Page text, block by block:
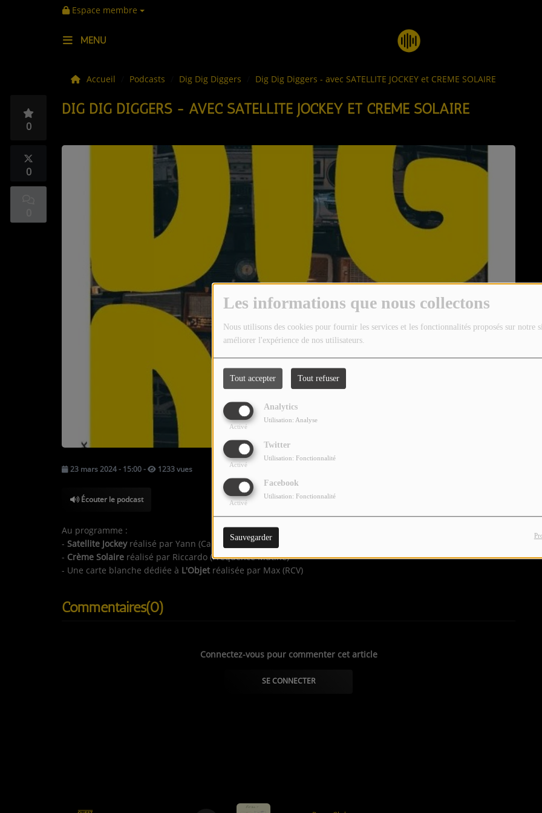
Les informations que nous collectons
Nous utilisons des cookies pour fournir les services et les fonctionnalités proposés sur notre
améliorer l'expérience de nos utilisateurs.
Tout accepter Tout refuser
Analytics
Activé
Utilisation: Analyse
Twitter
Activé
Utilisation: Fonctionnalité
Facebook
Activé
Utilisation: Fonctionnalité
Sauvegarder
Espace membre
MENU
LA MUSIQUE
LES WEBRADIOS
TOUTES LES ÉMISSIONS
TOUS LES PODCASTS
C'EST QUOI CETTE RADIO ?
LES ATELIERS PÉDAGOGIQUES
LES JEUX-CONCOURS
CONTACTEZ-NOUS !
Accueil Podcasts Dig Dig Diggers Dig Dig Diggers - avec SATELLITE JOCKEY et CREME SOLAIRE
DIG DIG DIGGERS - AVEC SATELLITE JOCKEY ET CREME SOLAIRE
0
0
23 mars 2024 - 15:00- 1233 vues
Écouter le podcast
Au programme :
- Satellite Jockey réalisé par Yann (Canal B)
- Crème Solaire réalisé par Riccardo (Fréquence Mutine)
- Une carte blanche dédiée à L'Objet réalisée par Max (RCV)
Commentaires(0)
Connectez-vous pour commenter cet article
SE CONNECTER